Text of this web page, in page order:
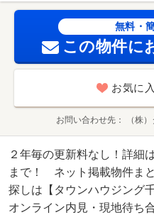
無料・
この物件に
お気に
お問い合わせ先 （株
２年毎の更新料なし！詳細
まで！ ネット掲載物件ま
探しは【タウンハウジング
オンライン内見・現地待ち